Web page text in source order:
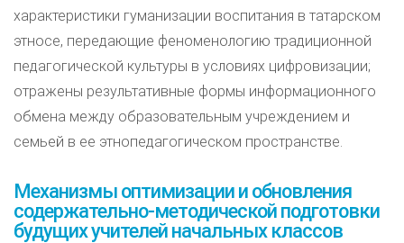
характеристики гуманизации воспитания в татарском
этносе, передающие феноменологию традиционной
педагогической культуры в условиях цифровизации;
отражены результативные формы информационного
обмена между образовательным учреждением и
семьей в ее этнопедагогическом пространстве.
Механизмы оптимизации и обновления
содержательно-методической подготовки
будущих учителей начальных классов